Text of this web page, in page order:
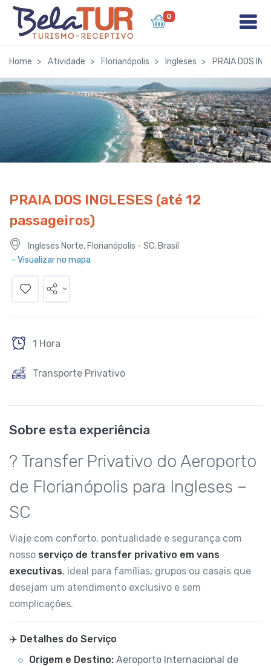
0
Home Atividade Florianópolis Ingleses PRAIA DOS
PRAIA DOS INGLESES (até 12
passageiros)
Ingleses Norte, Florianópolis - SC, Brasil
- Visualizar no mapa
1 Hora
Transporte Privativo
Sobre esta experiência
? Transfer Privativo do Aeroporto
de Florianópolis para Ingleses –
SC
Viaje com conforto, pontualidade e segurança com
nosso serviço de transfer privativo em vans
executivas, ideal para famílias, grupos ou casais que
desejam um atendimento exclusivo e sem
complicações.
✈️ Detalhes do Serviço
Origem e Destino: Aeroporto Internacional de